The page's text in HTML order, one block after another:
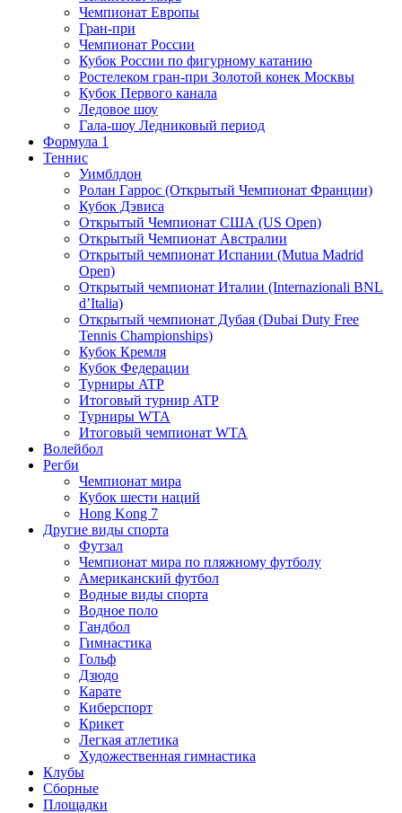
Чемпионат Европы
Гран-при
Чемпионат России
Кубок России по фигурному катанию
Ростелеком гран-при Золотой конек Москвы
Кубок Первого канала
Ледовое шоу
Гала-шоу Ледниковый период
Формула 1
Теннис
Уимблдон
Ролан Гаррос (Открытый Чемпионат Франции)
Кубок Дэвиса
Открытый Чемпионат США (US Open)
Открытый Чемпионат Австралии
Открытый чемпионат Испании (Mutua Madrid
Open)
Открытый чемпионат Италии (Internazionali BNL
d’Italia)
Открытый чемпионат Дубая (Dubai Duty Free
Tennis Championships)
Кубок Кремля
Кубок Федерации
Турниры ATP
Итоговый турнир ATP
Турниры WTA
Итоговый чемпионат WTA
Волейбол
Регби
Чемпионат мира
Кубок шести наций
Hong Kong 7
Другие виды спорта
Футзал
Чемпионат мира по пляжному футболу
Американский футбол
Водные виды спорта
Водное поло
Гандбол
Гимнастика
Гольф
Дзюдо
Карате
Киберспорт
Крикет
Легкая атлетика
Художественная гимнастика
Клубы
Сборные
Площадки